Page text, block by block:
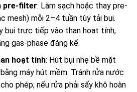
pre-filter: Làm sạch hoặc thay pre-
mesh) mỗi 2–4 tuần tùy tải bụi.
bụi trực tiếp vào than hoạt tính,
gas-phase đáng kể.
hoạt tính: Hút bụi nhẹ bề mặt
máy hút mềm. Tránh rửa nước
phép; nếu rửa phải sấy khô hoàn